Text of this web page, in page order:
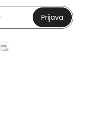
Prijava